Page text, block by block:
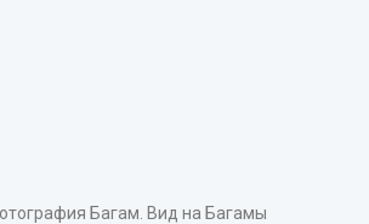
Багам. Вид на Багамы